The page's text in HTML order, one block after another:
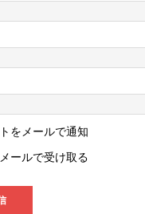
をメールで通知
ールで受け取る